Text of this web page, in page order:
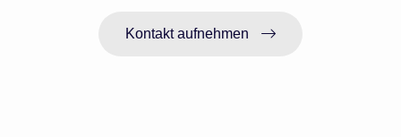
Kontakt aufnehmen